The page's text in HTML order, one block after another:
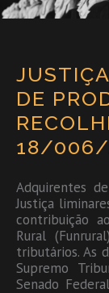
DE
18/006/
Adquirentes
Justiça
contribuição
Rural
tributários. As
Supremo
Senado